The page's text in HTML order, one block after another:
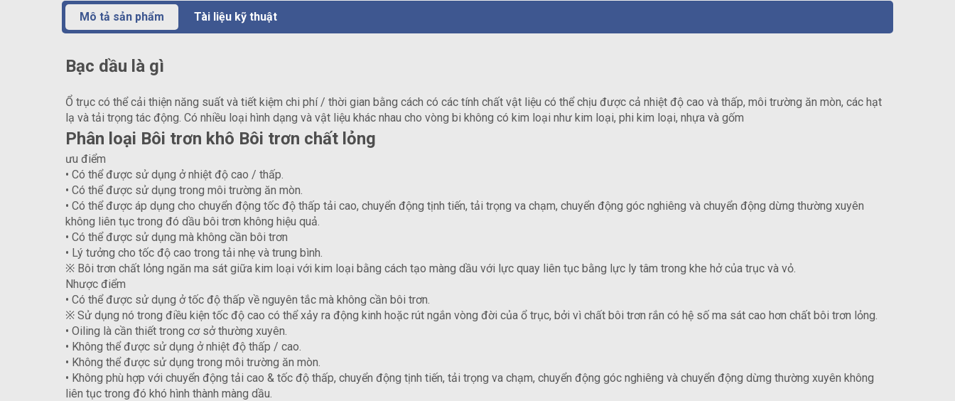
Mô tả sản phẩm Tài liệu kỹ thuật
Bạc dầu là gì
Ổ trục có thể cải thiện năng suất và tiết kiệm chi phí / thời gian bằng cách có các tính chất vật liệu có thể chịu được cả nhiệt độ cao và thấp, môi trường ăn mòn, các hạt
lạ và tải trọng tác động. Có nhiều loại hình dạng và vật liệu khác nhau cho vòng bi không có kim loại như kim loại, phi kim loại, nhựa và gốm
Phân loại Bôi trơn khô Bôi trơn chất lỏng
ưu điểm
• Có thể được sử dụng ở nhiệt độ cao / thấp.
• Có thể được sử dụng trong môi trường ăn mòn.
• Có thể được áp dụng cho chuyển động tốc độ thấp tải cao, chuyển động tịnh tiến, tải trọng va chạm, chuyển động góc nghiêng và chuyển động dừng thường xuyên
không liên tục trong đó dầu bôi trơn không hiệu quả.
• Có thể được sử dụng mà không cần bôi trơn
• Lý tưởng cho tốc độ cao trong tải nhẹ và trung bình.
※ Bôi trơn chất lỏng ngăn ma sát giữa kim loại với kim loại bằng cách tạo màng dầu với lực quay liên tục bằng lực ly tâm trong khe hở của trục và vỏ.
Nhược điểm
• Có thể được sử dụng ở tốc độ thấp về nguyên tắc mà không cần bôi trơn.
※ Sử dụng nó trong điều kiện tốc độ cao có thể xảy ra động kinh hoặc rút ngắn vòng đời của ổ trục, bởi vì chất bôi trơn rắn có hệ số ma sát cao hơn chất bôi trơn lỏng.
• Oiling là cần thiết trong cơ sở thường xuyên.
• Không thể được sử dụng ở nhiệt độ thấp / cao.
• Không thể được sử dụng trong môi trường ăn mòn.
• Không phù hợp với chuyển động tải cao & tốc độ thấp, chuyển động tịnh tiến, tải trọng va chạm, chuyển động góc nghiêng và chuyển động dừng thường xuyên không
liên tục trong đó khó hình thành màng dầu.